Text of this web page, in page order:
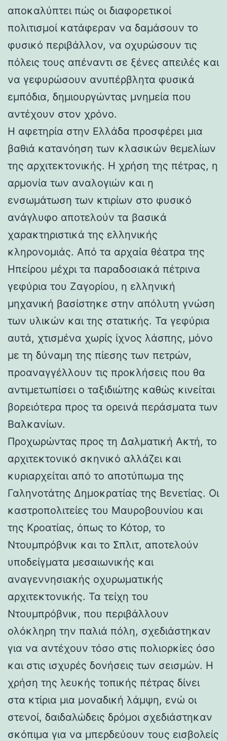
αποκαλύπτει πώς οι διαφορετικοί
πολιτισμοί κατάφεραν να δαμάσουν το
φυσικό περιβάλλον, να οχυρώσουν τις
πόλεις τους απέναντι σε ξένες απειλές και
να γεφυρώσουν ανυπέρβλητα φυσικά
εμπόδια, δημιουργώντας μνημεία που
αντέχουν στον χρόνο.
Η αφετηρία στην Ελλάδα προσφέρει μια
βαθιά κατανόηση των κλασικών θεμελίων
της αρχιτεκτονικής. Η χρήση της πέτρας, η
αρμονία των αναλογιών και η
ενσωμάτωση των κτιρίων στο φυσικό
ανάγλυφο αποτελούν τα βασικά
χαρακτηριστικά της ελληνικής
κληρονομιάς. Από τα αρχαία θέατρα της
Ηπείρου μέχρι τα παραδοσιακά πέτρινα
γεφύρια του Ζαγορίου, η ελληνική
μηχανική βασίστηκε στην απόλυτη γνώση
των υλικών και της στατικής. Τα γεφύρια
αυτά, χτισμένα χωρίς ίχνος λάσπης, μόνο
με τη δύναμη της πίεσης των πετρών,
προαναγγέλλουν τις προκλήσεις που θα
αντιμετωπίσει ο ταξιδιώτης καθώς κινείται
βορειότερα προς τα ορεινά περάσματα των
Βαλκανίων.
Προχωρώντας προς τη Δαλματική Ακτή, το
αρχιτεκτονικό σκηνικό αλλάζει και
κυριαρχείται από το αποτύπωμα της
Γαληνοτάτης Δημοκρατίας της Βενετίας. Οι
καστροπολιτείες του Μαυροβουνίου και
της Κροατίας, όπως το Κότορ, το
Ντουμπρόβνικ και το Σπλιτ, αποτελούν
υποδείγματα μεσαιωνικής και
αναγεννησιακής οχυρωματικής
αρχιτεκτονικής. Τα τείχη του
Ντουμπρόβνικ, που περιβάλλουν
ολόκληρη την παλιά πόλη, σχεδιάστηκαν
για να αντέχουν τόσο στις πολιορκίες όσο
και στις ισχυρές δονήσεις των σεισμών. Η
χρήση της λευκής τοπικής πέτρας δίνει
στα κτίρια μια μοναδική λάμψη, ενώ οι
στενοί, δαιδαλώδεις δρόμοι σχεδιάστηκαν
σκόπιμα για να μπερδεύουν τους εισβολείς